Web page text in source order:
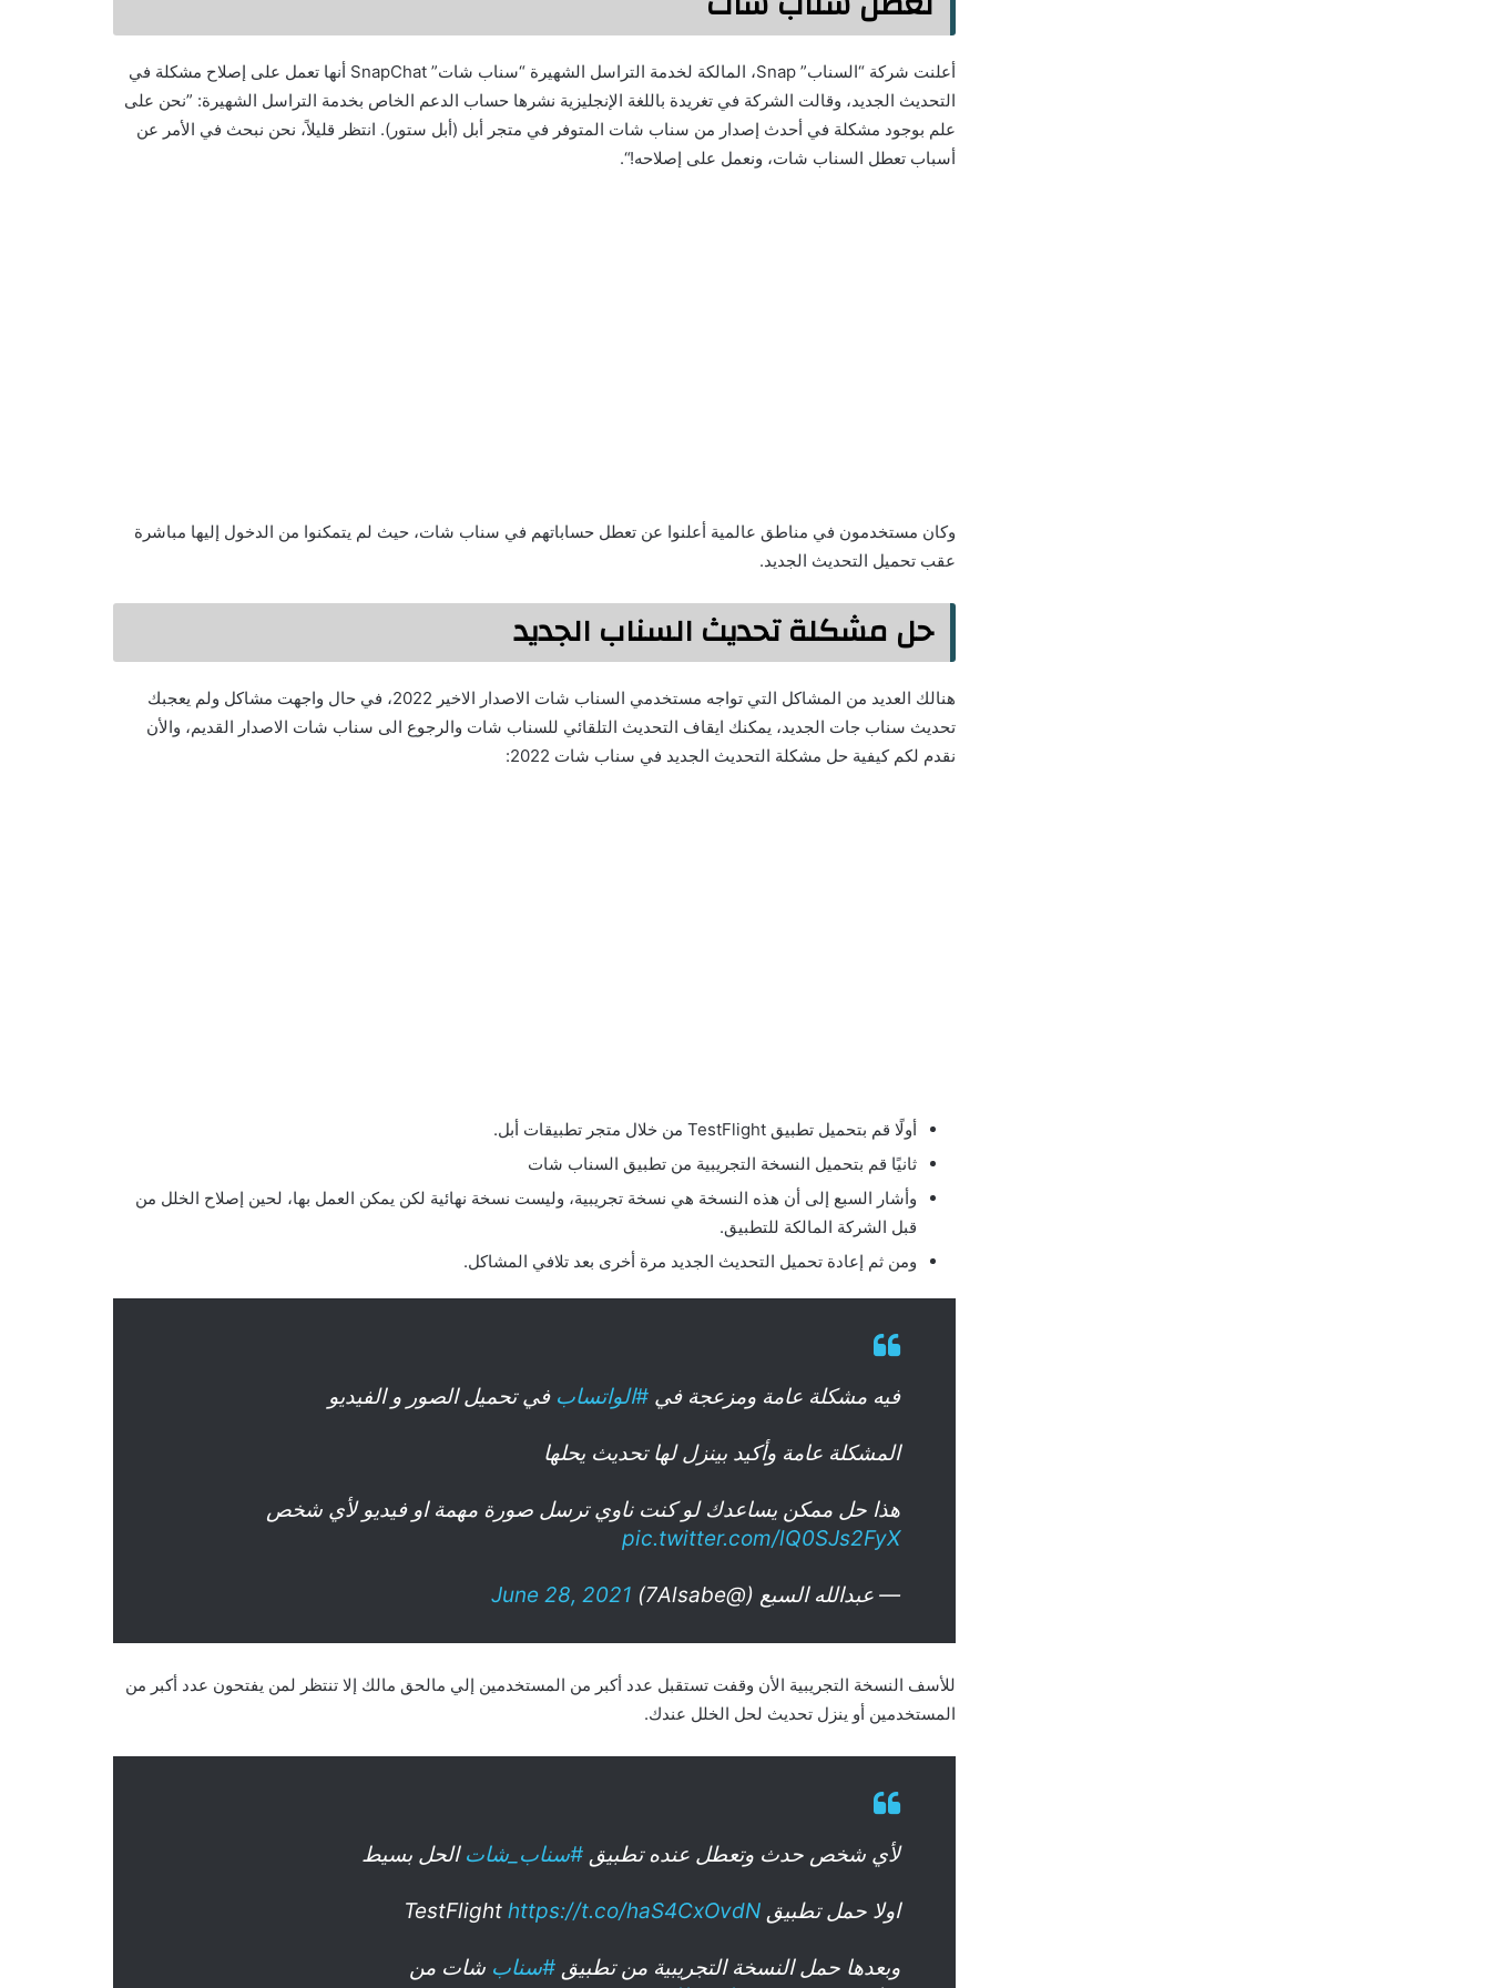
أعلنت شركة “السناب” Snap، المالكة لخدمة التراسل الشهيرة “سناب شات” SnapChat أنها تعمل على إصلاح مشكلة في
التحديث الجديد، وقالت الشركة في تغريدة باللغة الإنجليزية نشرها حساب الدعم الخاص بخدمة التراسل الشهيرة: ”نحن على
علم بوجود مشكلة في أحدث إصدار من سناب شات المتوفر في متجر أبل (أبل ستور). انتظر قليلاً، نحن نبحث في الأمر عن
أسباب تعطل السناب شات، ونعمل على إصلاحه!“.
وكان مستخدمون في مناطق عالمية أعلنوا عن تعطل حساباتهم في سناب شات، حيث لم يتمكنوا من الدخول إليها مباشرة
عقب تحميل التحديث الجديد.
حل مشكلة تحديث السناب الجديد
هنالك العديد من المشاكل التي تواجه مستخدمي السناب شات الاصدار الاخير 2022، في حال واجهت مشاكل ولم يعجبك
تحديث سناب جات الجديد، يمكنك ايقاف التحديث التلقائي للسناب شات والرجوع الى سناب شات الاصدار القديم، والأن
نقدم لكم كيفية حل مشكلة التحديث الجديد في سناب شات 2022:
أولًا قم بتحميل تطبيق TestFlight من خلال متجر تطبيقات أبل.
ثانيًا قم بتحميل النسخة التجريبية من تطبيق السناب شات
وأشار السبع إلى أن هذه النسخة هي نسخة تجريبية، وليست نسخة نهائية لكن يمكن العمل بها، لحين إصلاح الخلل من
قبل الشركة المالكة للتطبيق.
ومن ثم إعادة تحميل التحديث الجديد مرة أخرى بعد تلافي المشاكل.
فيه مشكلة عامة ومزعجة في #الواتساب في تحميل الصور و الفيديو
المشكلة عامة وأكيد بينزل لها تحديث يحلها
هذا حل ممكن يساعدك لو كنت ناوي ترسل صورة مهمة او فيديو لأي شخص
pic.twitter.com/lQ0SJs2FyX
— عبدالله السبع (@7Alsabe) June 28, 2021
‏‎للأسف النسخة التجريبية الأن وقفت تستقبل عدد أكبر من المستخدمين إلي مالحق مالك إلا تنتظر لمن يفتحون عدد أكبر من
المستخدمين أو ينزل تحديث لحل الخلل عندك.
لأي شخص حدث وتعطل عنده تطبيق #سناب_شات الحل بسيط
اولا حمل تطبيق TestFlight https://t.co/haS4CxOvdN
وبعدها حمل النسخة التجريبية من تطبيق #سناب شات من